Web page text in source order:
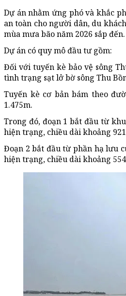
Dự án nhằm ứng phó và khắc
an toàn cho người dân, du
mùa mưa bão năm 2026 sắp đến.
Dự án có quy mô đầu tư gồm:
Đối với tuyến kè bảo vệ sông
tình trạng sạt lở bờ sông Thu
Tuyến kè cơ bản bám theo
1.475m.
Trong đó, đoạn 1 bắt đầu từ
hiện trạng, chiều dài khoảng
Đoạn 2 bắt đầu từ phần hạ lưu
hiện trạng, chiều dài khoảng